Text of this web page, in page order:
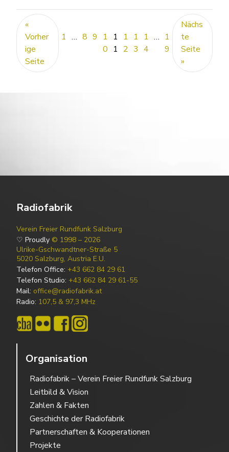
«
Vorher
ige
Seite
1 … 8 9
1
0
1
1
1
2
1
3
1
4
… 1
9
Nächs
te
Seite
»
Radiofabrik
Verein Freier Rundfunk Salzburg
♡ Proudly © 1998 – 2026
Ulrike-Gschwandtner-Straße 5
5020 Salzburg, Austria E.U.
Telefon Office: +43 662 84 29 61
Telefon Studio: +43 662 84 29 61-55
Mail: office@radiofabrik.at
Radio: 107,5 & 97,3 MHz
Organisation
Radiofabrik – Verein Freier Rundfunk Salzburg
Leitbild & Vision
Zahlen & Fakten
Geschichte der Radiofabrik
Partnerschaften & Kooperationen
Projekte